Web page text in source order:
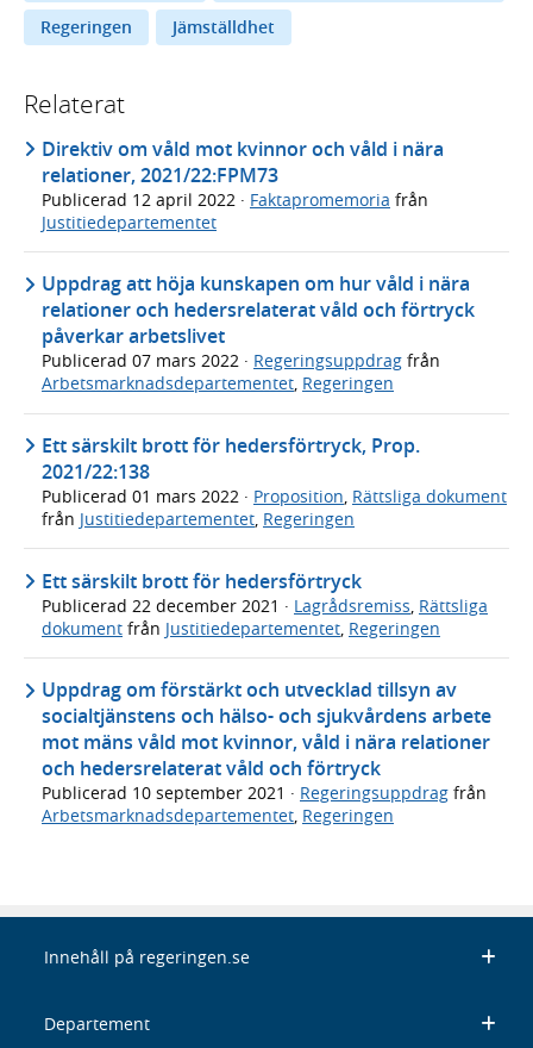
Regeringen
Jämställdhet
Relaterat
Direktiv om våld mot kvinnor och våld i nära
relationer, 2021/22:FPM73
Publicerad 12 april 2022 · Faktapromemoria från
Justitiedepartementet
Uppdrag att höja kunskapen om hur våld i nära
relationer och hedersrelaterat våld och förtryck
påverkar arbetslivet
Publicerad 07 mars 2022 · Regeringsuppdrag från
Arbetsmarknadsdepartementet, Regeringen
Ett särskilt brott för hedersförtryck, Prop.
2021/22:138
Publicerad 01 mars 2022 · Proposition, Rättsliga dokument
från Justitiedepartementet, Regeringen
Ett särskilt brott för hedersförtryck
Publicerad 22 december 2021 · Lagrådsremiss Rättsliga
dokument från Justitiedepartementet Regeringen
Uppdrag om förstärkt och utvecklad tillsyn av
socialtjänstens och hälso- och sjukvårdens arbete
mot mäns våld mot kvinnor, våld i nära relationer
och hedersrelaterat våld och förtryck
Publicerad 10 september 2021 · Regeringsuppdrag från
Arbetsmarknadsdepartementet, Regeringen
Innehåll på regeringen.se
Departement